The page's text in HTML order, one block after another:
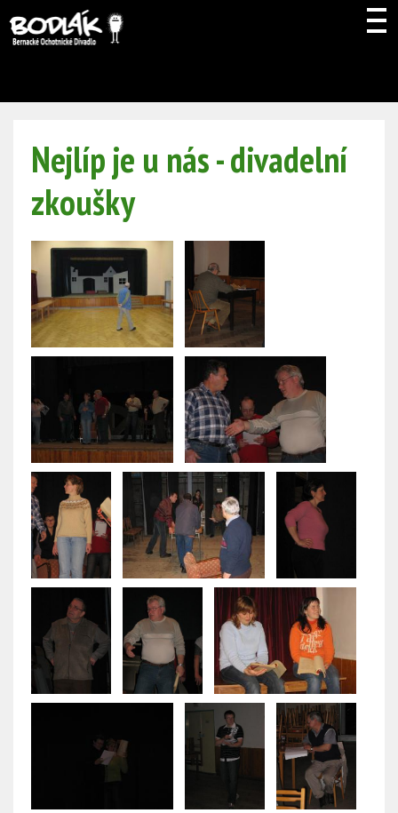
Nejlíp je u nás - divadelní
zkoušky